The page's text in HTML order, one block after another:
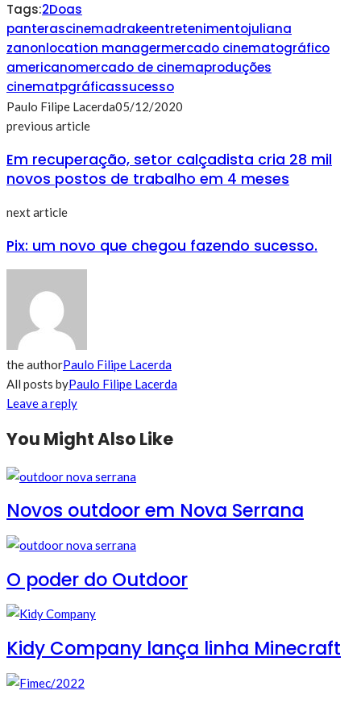
Tags:2Doas
panterascinemadrakeentretenimentojuliana
zanonlocation managermercado cinematográfico
americanomercado de cinemaproduções
cinematpgráficassucesso
Paulo Filipe Lacerda05/12/2020
previous article
Em recuperação, setor calçadista cria 28 mil
novos postos de trabalho em 4 meses
next article
Pix: um novo que chegou fazendo sucesso.
the authorPaulo Filipe Lacerda
All posts byPaulo Filipe Lacerda
Leave a reply
You Might Also Like
Novos outdoor em Nova Serrana
O poder do Outdoor
Kidy Company lança linha Minecraft